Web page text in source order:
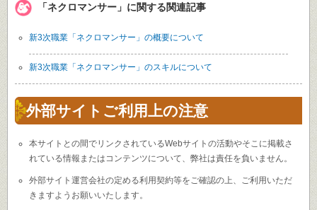
「ネクロマンサー」に関する関連記事
新3次職業「ネクロマンサー」の概要について
新3次職業「ネクロマンサー」のスキルについて
外部サイトご利用上の注意
本サイトとの間でリンクされているWebサイトの活動やそこに掲載さ
れている情報またはコンテンツについて、弊社は責任を負いません。
外部サイト運営会社の定める利用契約等をご確認の上、ご利用いただ
きますようお願いいたします。